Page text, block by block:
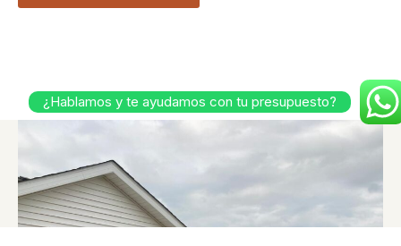
¿Hablamos y te ayudamos con tu presupuesto?